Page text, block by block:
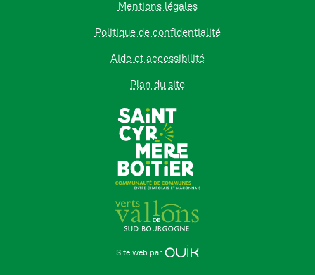
Mentions légales
Politique de confidentialité
Aide et accessibilité
Plan du site
Site web par